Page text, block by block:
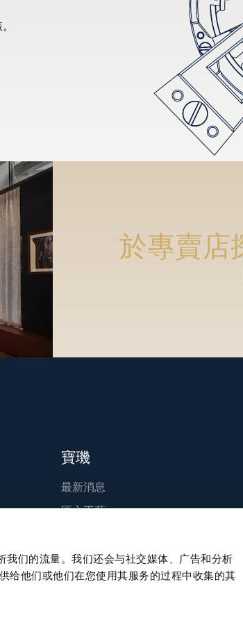
们的流量。我们还会与社交媒体、广告和分析
给他们或他们在您使用其服务的过程中收集的其
於專賣店
寶璣
最新消息
匠心工藝
永續發展
職涯發展